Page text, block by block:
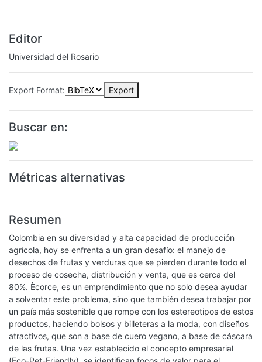
Editor
Universidad del Rosario
Export Format: Export
Buscar en:
Métricas alternativas
Resumen
Colombia en su diversidad y alta capacidad de producción
agrícola, hoy se enfrenta a un gran desafío: el manejo de
desechos de frutas y verduras que se pierden durante todo el
proceso de cosecha, distribución y venta, que es cerca del
80%. Ècorce, es un emprendimiento que no solo desea ayudar
a solventar este problema, sino que también desea trabajar por
un país más sostenible que rompe con los estereotipos de estos
productos, haciendo bolsos y billeteras a la moda, con diseños
atractivos, que son a base de cuero vegano, a base de cáscara
de las frutas. Una vez establecido el concepto empresarial